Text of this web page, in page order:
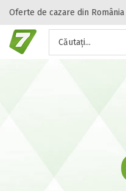
Oferte de cazare din România
Căutați...